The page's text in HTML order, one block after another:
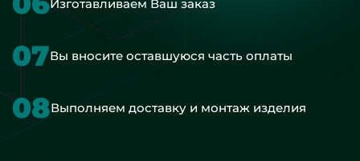
Изготавливаем Ваш заказ
07Вы вносите оставшуюся часть оплаты
08Выполняем доставку и монтаж изделия